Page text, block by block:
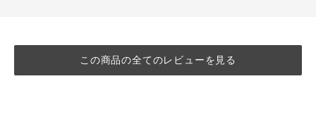
この商品の全てのレビューを見る